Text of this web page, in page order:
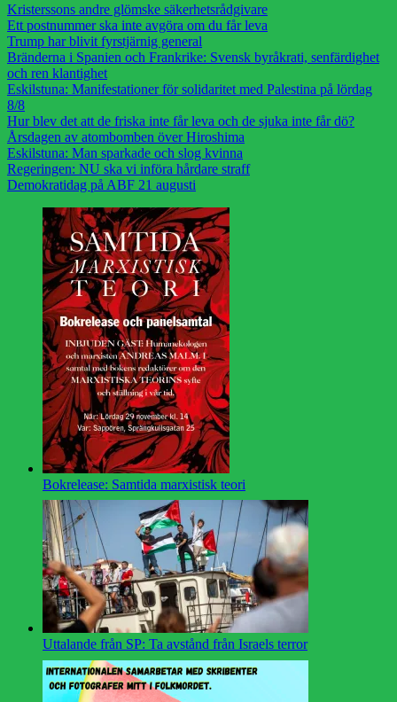
Kristerssons andre glömske säkerhetsrådgivare
Ett postnummer ska inte avgöra om du får leva
Trump har blivit fyrstjärnig general
Bränderna i Spanien och Frankrike: Svensk byråkrati, senfärdighet
och ren klantighet
Eskilstuna: Manifestationer för solidaritet med Palestina på lördag
8/8
Hur blev det att de friska inte får leva och de sjuka inte får dö?
Årsdagen av atombomben över Hiroshima
Eskilstuna: Man sparkade och slog kvinna
Regeringen: NU ska vi införa hårdare straff
Demokratidag på ABF 21 augusti
Bokrelease: Samtida marxistisk teori
Uttalande från SP: Ta avstånd från Israels terror